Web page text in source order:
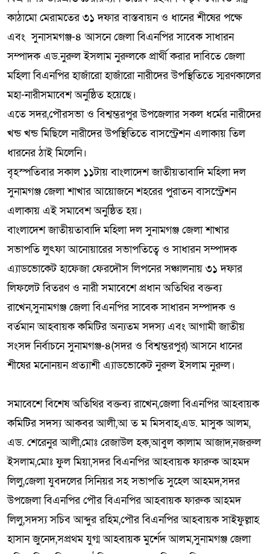
কাঠামো মেরামতের ৩১ দফার বাস্তবায়ন ও ধানের শীষের পক্ষে
এবং সুনাসমগঞ্জ-৪ আসনে জেলা বিএনপির সাবেক সাধারন
সম্পাদক এড.নুরুল ইসলাম নুরুলকে প্রার্থী করার দাবিতে জেলা
মহিলা বিএনপির হাজাঁরো হাজাঁরো নারীদের উপস্থিতিতে স্মরণকালের
মহা-নারীসমাবেশ অনুষ্ঠিত হয়েছে।
এতে সদর,পৌরসভা ও বিশ্বম্ভরপুর উপজেলার সকল ধর্মের নারীদের
খন্ড খন্ড মিছিলে নারীদের উপস্থিতিতে বাসস্ট্রেশন এলাকায় তিল
ধারনের ঠাই মিলেনি।
বৃহস্পতিবার সকাল ১১টায় বাংলাদেশ জাতীয়তাবাদি মহিলা দল
সুনামগঞ্জ জেলা শাখার আয়োজনে শহরের পুরাতন বাসস্ট্রেশন
এলাকায় এই সমাবেশ অনুষ্ঠিত হয়।
বাংলাদেশ জাতীয়তাবাদি মহিলা দল সুনামগঞ্জ জেলা শাখার
সভাপতি লুৎফা আনোয়ারের সভাপতিত্বে ও সাধারন সম্পাদক
এ্যাডভোকেট হাফেজা ফেরদৌস লিপনের সঞ্চালনায় ৩১ দফার
লিফলেট বিতরণ ও নারী সমাবেশে প্রধান অতিথির বক্তব্য
রাখেন,সুনামগঞ্জ জেলা বিএনপির সাবেক সাধারন সম্পাদক ও
বর্তমান আহবায়ক কমিটির অন্যতম সদস্য এবং আগামী জাতীয়
সংসদ নির্বাচনে সুনামগঞ্জ-৪(সদর ও বিশ্বম্ভরপুর) আসনে ধানের
শীষের মনোনয়ন প্রত্যাশী এ্যাডভোকেট নুরুল ইসলাম নুরুল।
সমাবেশে বিশেষ অতিথির বক্তব্য রাখেন,জেলা বিএনপির আহবায়ক
কমিটির সদস্য আকবর আলী,আ ত ম মিসবাহ,এড. মাসুক আলম,
এড. শেরেনুর আলী,মোঃ রেজাউল হক,আবুল কালাম আজাদ,নজরুল
ইসলাম,মোঃ ফুল মিয়া,সদর বিএনপির আহবায়ক ফারুক আহমদ
লিলু,জেলা যুবদলের সিনিয়র সহ সভাপতি সুহেল আহমদ,সদর
উপজেলা বিএনপির পৌর বিএনপির আহবায়ক ফারুক আহমদ
লিলু,সদস্য সচিব আব্দুর রহিম,পৌর বিএনপির আহবায়ক সাইফুল্লাহ
হাসান জুনেদ,সপ্রথম যুগ্ম আহবায়ক মুর্শেদ আলম,সুনামগঞ্জ জেলা